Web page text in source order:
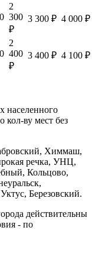
2
300
₽
3 300 ₽ 4 000 ₽
2
400
₽
3 400 ₽ 4 100 ₽
населенного
кол-ву мест без
Химмаш,
речка, УНЦ,
Кольцово,
Березовский.
действительны
- по